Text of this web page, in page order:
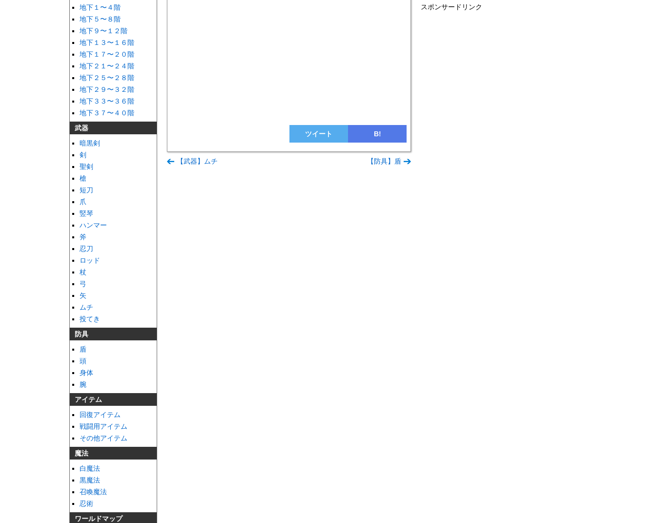
地下１〜４階
地下５〜８階
地下９〜１２階
地下１３〜１６階
地下１７〜２０階
地下２１〜２４階
地下２５〜２８階
地下２９〜３２階
地下３３〜３６階
地下３７〜４０階
武器
暗黒剣
剣
聖剣
槍
短刀
爪
竪琴
ハンマー
斧
忍刀
ロッド
杖
弓
矢
ムチ
投てき
防具
盾
頭
身体
腕
アイテム
回復アイテム
戦闘用アイテム
その他アイテム
魔法
白魔法
黒魔法
召喚魔法
忍術
ワールドマップ
ツイート B!
【武器】ムチ 【防具】盾
スポンサードリンク